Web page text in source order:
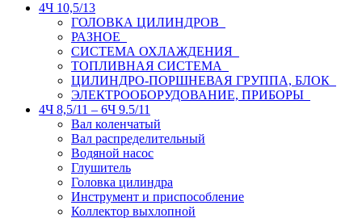
4Ч 10,5/13
ГОЛОВКА ЦИЛИНДРОВ
РАЗНОЕ
СИСТЕМА ОХЛАЖДЕНИЯ
ТОПЛИВНАЯ СИСТЕМА
ЦИЛИНДРО-ПОРШНЕВАЯ ГРУППА, БЛОК
ЭЛЕКТРООБОРУДОВАНИЕ, ПРИБОРЫ
4Ч 8,5/11 – 6Ч 9.5/11
Вал коленчатый
Вал распределительный
Водяной насос
Глушитель
Головка цилиндра
Инструмент и приспособление
Коллектор выхлопной